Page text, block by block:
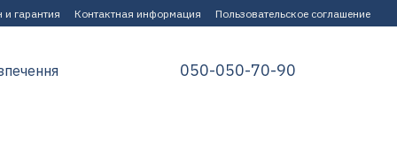
и гарантия Контактная информация Пользовательское соглашение
050-050-70-90